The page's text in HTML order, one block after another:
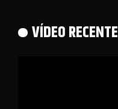
VÍDEO RECENTE